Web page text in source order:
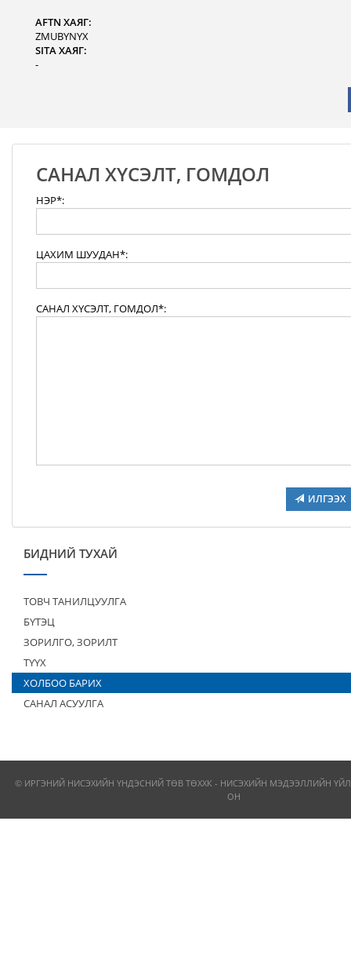
AFTN ХАЯГ:
ZMUBYNYX
SITA ХАЯГ:
-
САНАЛ ХҮСЭЛТ, ГОМДОЛ
НЭР*:
ЦАХИМ ШУУДАН*:
САНАЛ ХҮСЭЛТ, ГОМДОЛ*:
ИЛГЭЭХ
БИДНИЙ ТУХАЙ
ТОВЧ ТАНИЛЦУУЛГА
БҮТЭЦ
ЗОРИЛГО, ЗОРИЛТ
ТҮҮХ
ХОЛБОО БАРИХ
САНАЛ АСУУЛГА
© ИРГЭНИЙ НИСЭХИЙН ҮНДЭСНИЙ ТӨВ ТӨХХК - НИСЭХИЙН МЭДЭЭЛЛИЙН
ОН